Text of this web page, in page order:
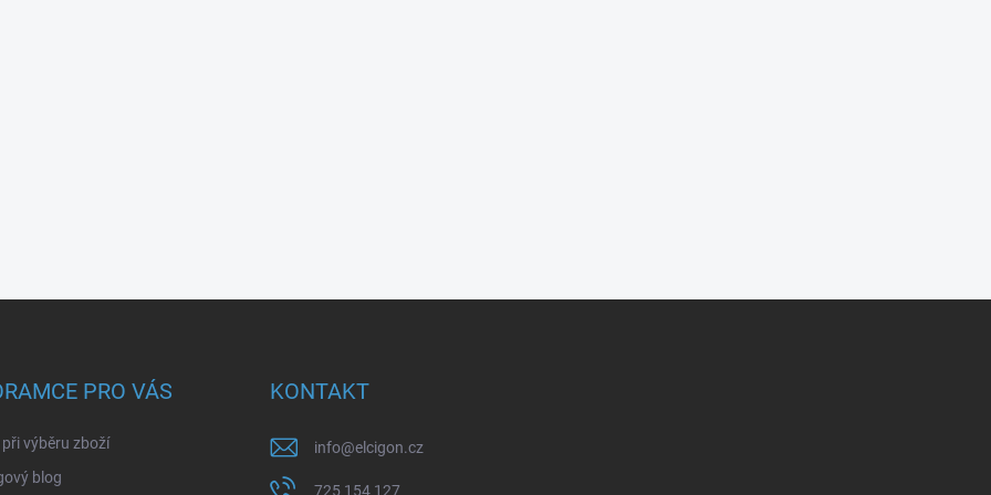
PRO VÁS
při výběru zboží
blog
KONTAKT
info@elcigon.cz
725 154 127